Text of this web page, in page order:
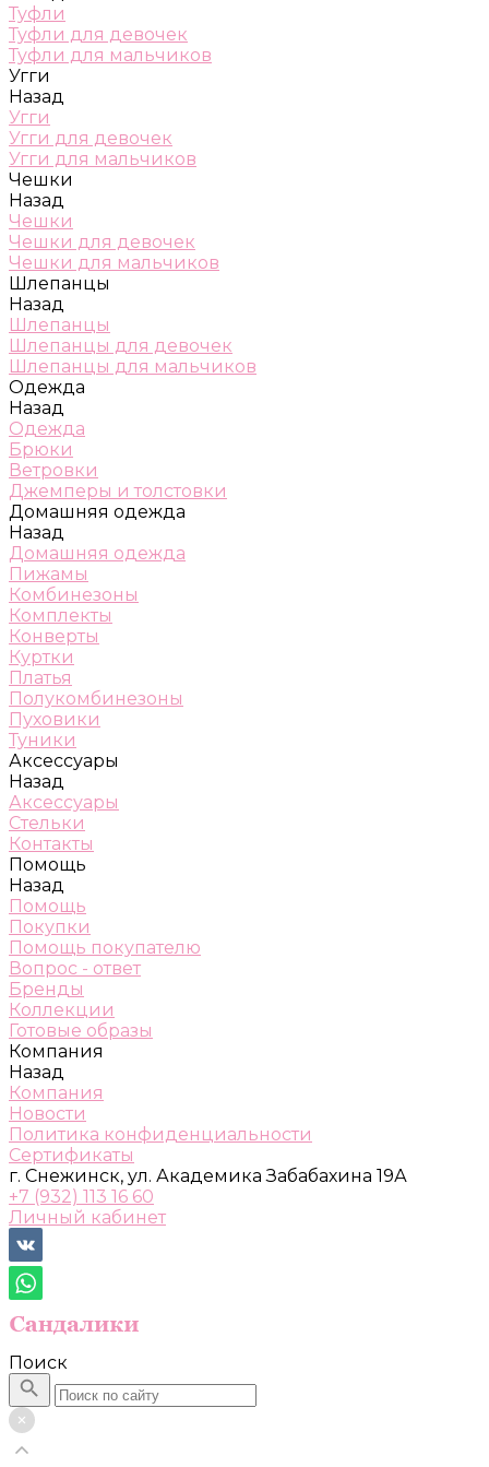
Туфли
Туфли для девочек
Туфли для мальчиков
Угги
Назад
Угги
Угги для девочек
Угги для мальчиков
Чешки
Назад
Чешки
Чешки для девочек
Чешки для мальчиков
Шлепанцы
Назад
Шлепанцы
Шлепанцы для девочек
Шлепанцы для мальчиков
Одежда
Назад
Одежда
Брюки
Ветровки
Джемперы и толстовки
Домашняя одежда
Назад
Домашняя одежда
Пижамы
Комбинезоны
Комплекты
Конверты
Куртки
Платья
Полукомбинезоны
Пуховики
Туники
Аксессуары
Назад
Аксессуары
Стельки
Контакты
Помощь
Назад
Помощь
Покупки
Помощь покупателю
Вопрос - ответ
Бренды
Коллекции
Готовые образы
Компания
Назад
Компания
Новости
Политика конфиденциальности
Сертификаты
г. Снежинск, ул. Академика Забабахина 19А
+7 (932) 113 16 60
Личный кабинет
Поиск